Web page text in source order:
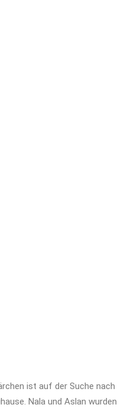
ist auf der Suche nach
Nala und Aslan wurden